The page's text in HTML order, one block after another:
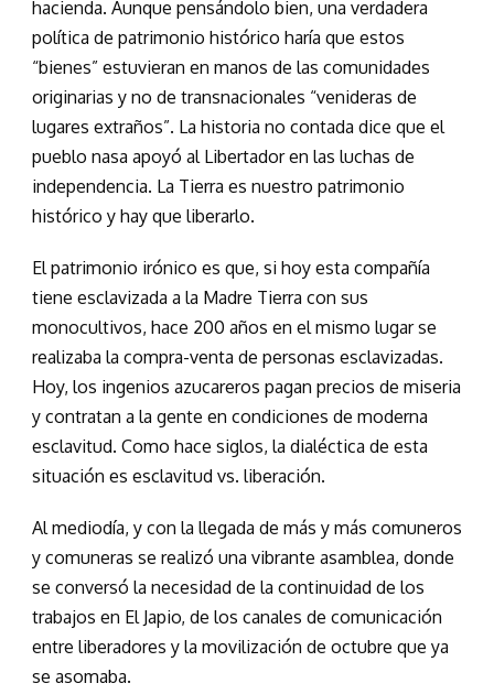
hacienda. Aunque pensándolo bien, una verdadera
política de patrimonio histórico haría que estos
“bienes” estuvieran en manos de las comunidades
originarias y no de transnacionales “venideras de
lugares extraños”. La historia no contada dice que el
pueblo nasa apoyó al Libertador en las luchas de
independencia. La Tierra es nuestro patrimonio
histórico y hay que liberarlo.
El patrimonio irónico es que, si hoy esta compañía
tiene esclavizada a la Madre Tierra con sus
monocultivos, hace 200 años en el mismo lugar se
realizaba la compra-venta de personas esclavizadas.
Hoy, los ingenios azucareros pagan precios de miseria
y contratan a la gente en condiciones de moderna
esclavitud. Como hace siglos, la dialéctica de esta
situación es esclavitud vs. liberación.
Al mediodía, y con la llegada de más y más comuneros
y comuneras se realizó una vibrante asamblea, donde
se conversó la necesidad de la continuidad de los
trabajos en El Japio, de los canales de comunicación
entre liberadores y la movilización de octubre que ya
se asomaba.